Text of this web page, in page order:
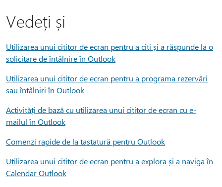
Vedeți și
Utilizarea unui cititor de ecran pentru a citi și a răspunde la o
solicitare de întâlnire în Outlook
Utilizarea unui cititor de ecran pentru a programa rezervări
sau întâlniri în Outlook
Activități de bază cu utilizarea unui cititor de ecran cu e-
mailul în Outlook
Comenzi rapide de la tastatură pentru Outlook
Utilizarea unui cititor de ecran pentru a explora și a naviga în
Calendar Outlook